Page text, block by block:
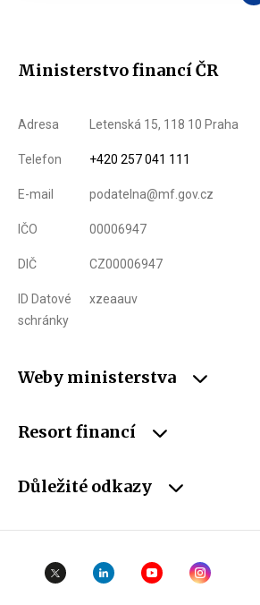
Ministerstvo financí ČR
Adresa Letenská 15, 118 10 Praha
Telefon +420 257 041 111
E-mail podatelna@mf.gov.cz
IČO 00006947
DIČ CZ00006947
ID Datové
schránky
xzeaauv
Weby ministerstva
Resort financí
Důležité odkazy